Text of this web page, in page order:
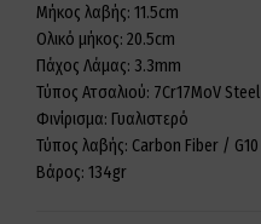
Μήκος λαβής: 11.5cm
Ολικό μήκος: 20.5cm
Πάχος Λάμας: 3.3mm
Τύπος Ατσαλιού: 7Cr17MoV Steel
Φινίρισμα: Γυαλιστερό
Τύπος λαβής: Carbon Fiber / G10
Βάρος: 134gr